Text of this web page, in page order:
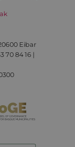
Eibar
70 84 16 |